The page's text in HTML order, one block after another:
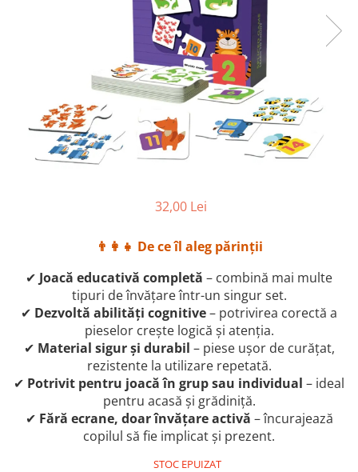
32,00 Lei
👨‍👩‍👧 De ce îl aleg părinții
✔ Joacă educativă completă – combină mai multe
tipuri de învățare într-un singur set.
✔ Dezvoltă abilități cognitive– potrivirea corectă a
pieselor crește logică și atenția.
✔ Material sigur și durabil – piese ușor de curățat,
rezistente la utilizare repetată.
✔ Potrivit pentru joacă în grup sau individual – ideal
pentru acasă și grădiniță.
✔ Fără ecrane, doar învățare activă – încurajează
copilul să fie implicat și prezent.
STOC EPUIZAT